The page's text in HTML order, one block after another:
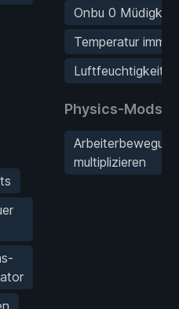
Onbu 0 Müdigkeit
Temperatur
Luftfeuchtigkeit
Physics-Mods
multiplizieren